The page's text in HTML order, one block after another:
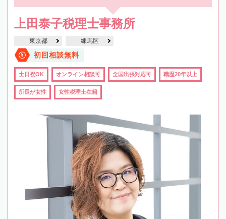
上田泰子税理士事務所
東京都 練馬区
初回相談無料
土日祝OK オンライン相談可 全国出張対応可 職歴20年以上
所長が女性 女性税理士在籍